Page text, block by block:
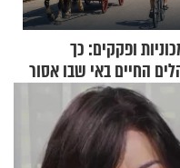
ופקקים: כך
החיים באי שבו אסור
כבר יותר מ-120 שנה